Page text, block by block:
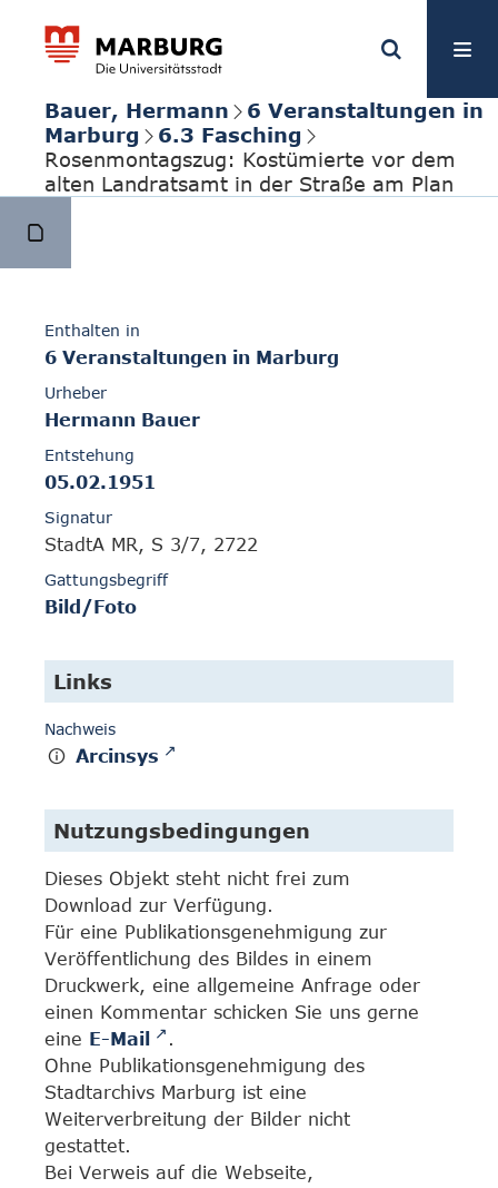
Bauer, Hermann
6 Veranstaltungen in
Marburg
6.3 Fasching
Rosenmontagszug: Kostümierte vor dem
alten Landratsamt in der Straße am Plan
Enthalten in
6 Veranstaltungen in Marburg
Urheber
Hermann Bauer
Entstehung
05.02.1951
Signatur
StadtA MR, S 3/7, 2722
Gattungsbegriff
Bild/Foto
Links
Nachweis
Arcinsys
Nutzungsbedingungen
Dieses Objekt steht nicht frei zum
Download zur Verfügung.
Für eine Publikationsgenehmigung zur
Veröffentlichung des Bildes in einem
Druckwerk, eine allgemeine Anfrage oder
einen Kommentar schicken Sie uns gerne
eine E-Mail
.
Ohne Publikationsgenehmigung des
Stadtarchivs Marburg ist eine
Weiterverbreitung der Bilder nicht
gestattet.
Bei Verweis auf die Webseite,